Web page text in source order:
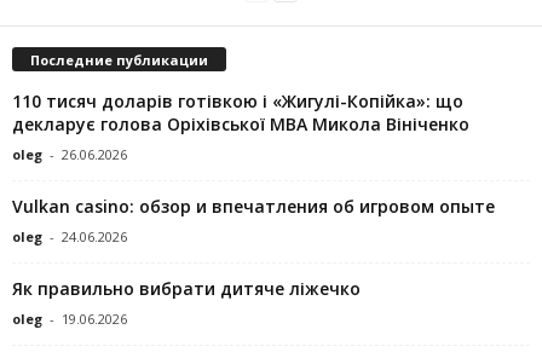
Последние публикации
110 тисяч доларів готівкою і «Жигулі-Копійка»: що
декларує голова Оріхівської МВА Микола Вініченко
oleg - 26.06.2026
Vulkan casino: обзор и впечатления об игровом опыте
oleg - 24.06.2026
Як правильно вибрати дитяче ліжечко
oleg - 19.06.2026